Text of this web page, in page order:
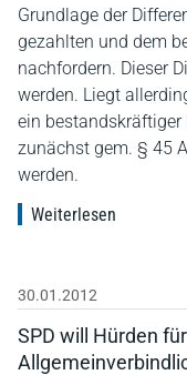
Grundlage der
gezahlten und dem
nachfordern. Dieser
werden. Liegt
ein bestandskräftiger
zunächst gem. § 45
werden.
Weiterlesen
30.01.2012
SPD will Hürden für